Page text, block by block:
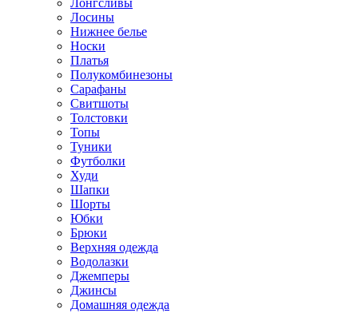
Лосины
Нижнее белье
Носки
Платья
Полукомбинезоны
Сарафаны
Свитшоты
Толстовки
Топы
Туники
Футболки
Худи
Шапки
Шорты
Юбки
Брюки
Верхняя одежда
Водолазки
Джемперы
Джинсы
Домашняя одежда